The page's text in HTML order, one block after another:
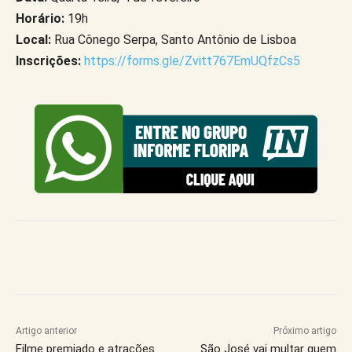
Horário: 19h
Local: Rua Cônego Serpa, Santo Antônio de Lisboa
Inscrições: https://forms.gle/Zvitt767EmUQfzCs5
Artigo anterior
Filme premiado e atrações
Próximo artigo
São José vai multar quem